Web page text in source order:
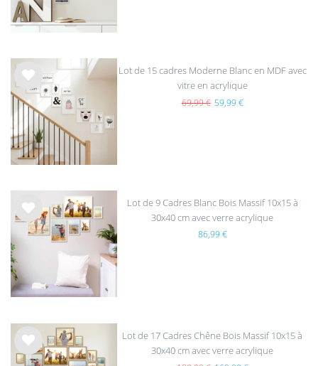
s
List
e de
sou
hait
s
Lot de 15 cadres Moderne Blanc en MDF avec
vitre en acrylique
69,99 € 59,99 €
List
e de
Lot de 9 Cadres Blanc Bois Massif 10x15 à
30x40 cm avec verre acrylique
86,99 €
List
Lot de 17 Cadres Chêne Bois Massif 10x15 à
30x40 cm avec verre acrylique